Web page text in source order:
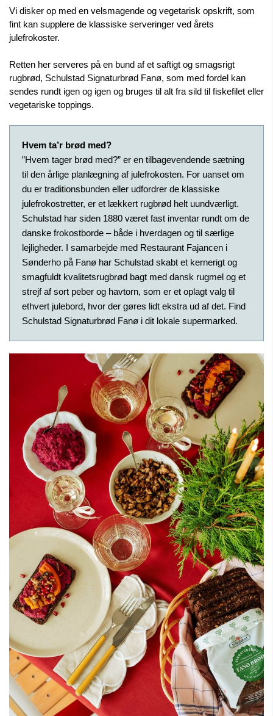
Vi disker op med en velsmagende og vegetarisk opskrift, som
fint kan supplere de klassiske serveringer ved årets
julefrokoster.
Retten her serveres på en bund af et saftigt og smagsrigt
rugbrød, Schulstad Signaturbrød Fanø, som med fordel kan
sendes rundt igen og igen og bruges til alt fra sild til fiskefilet eller
vegetariske toppings.
Hvem ta’r brød med?
”Hvem tager brød med?” er en tilbagevendende sætning
til den årlige planlægning af julefrokosten. For uanset om
du er traditionsbunden eller udfordrer de klassiske
julefrokostretter, er et lækkert rugbrød helt uundværligt.
Schulstad har siden 1880 været fast inventar rundt om de
danske frokostborde – både i hverdagen og til særlige
lejligheder. I samarbejde med Restaurant Fajancen i
Sønderho på Fanø har Schulstad skabt et kernerigt og
smagfuldt kvalitetsrugbrød bagt med dansk rugmel og et
strejf af sort peber og havtorn, som er et oplagt valg til
ethvert julebord, hvor der gøres lidt ekstra ud af det. Find
Schulstad Signaturbrød Fanø i dit lokale supermarked.